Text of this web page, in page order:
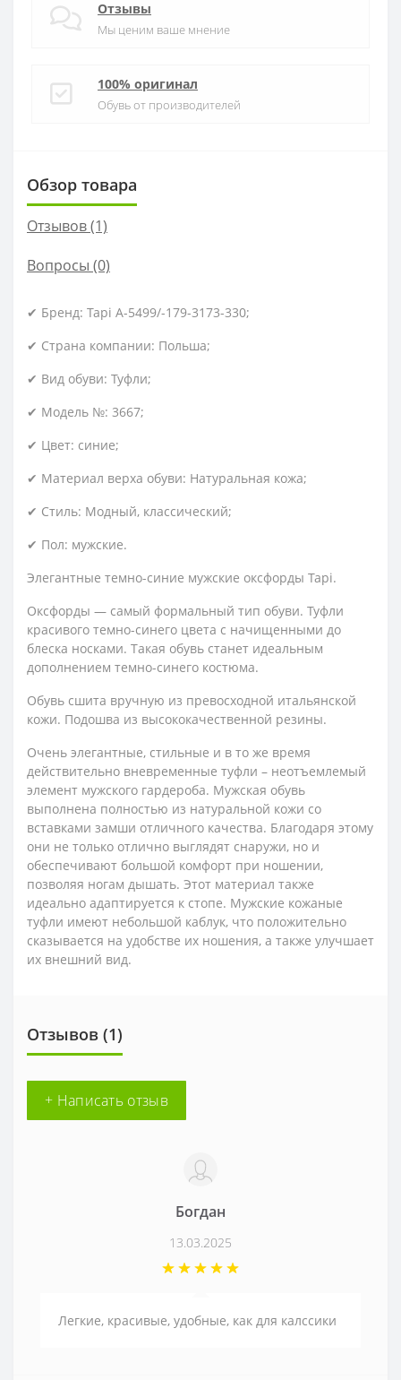
Отзывы
Мы ценим ваше мнение
100% оригинал
Обувь от производителей
Обзор товара
Отзывов (1)
Вопросы (0)
✔ Бренд: Tapi A-5499/-179-3173-330;
✔ Страна компании: Польша;
✔ Вид обуви: Туфли;
✔ Модель №: 3667;
✔ Цвет: синие;
✔ Материал верха обуви: Натуральная кожа;
✔ Стиль: Модный, классический;
✔ Пол: мужские.
Элегантные темно-синие мужские оксфорды Tapi.
Оксфорды — самый формальный тип обуви. Туфли
красивого темно-синего цвета с начищенными до
блеска носками. Такая обувь станет идеальным
дополнением темно-синего костюма.
Обувь сшита вручную из превосходной итальянской
кожи. Подошва из высококачественной резины.
Очень элегантные, стильные и в то же время
действительно вневременные туфли – неотъемлемый
элемент мужского гардероба. Мужская обувь
выполнена полностью из натуральной кожи со
вставками замши отличного качества. Благодаря этому
они не только отлично выглядят снаружи, но и
обеспечивают большой комфорт при ношении,
позволяя ногам дышать. Этот материал также
идеально адаптируется к стопе. Мужские кожаные
туфли имеют небольшой каблук, что положительно
сказывается на удобстве их ношения, а также улучшает
их внешний вид.
Отзывов (1)
+ Написать отзыв
Богдан
13.03.2025
Легкие, красивые, удобные, как для калссики